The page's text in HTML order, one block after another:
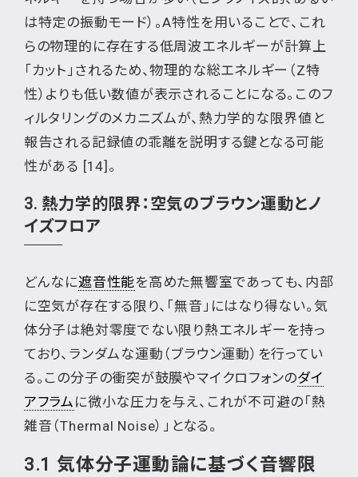
は特定の振動モード）。A特性を用いることで、これ
らの物理的に存在する低周波エネルギーが計算上
「カット」されるため、物理的な総エネルギー（Z特
性）よりも低い数値が表示されることになる。このフ
ィルタリングのメカニズムが、熱力学的な限界値と
報告される記録値の乖離を説明する鍵となる可能
性がある [14]。
3. 熱力学的限界：空気のブラウン運動とノ
イズフロア
どんなに遮音性能を高めた無響室であっても、内部
に空気が存在する限り、「無音」にはなり得ない。気
体分子は絶対零度でない限り熱エネルギーを持っ
ており、ランダムな運動（ブラウン運動）を行ってい
る。この分子の衝突が鼓膜やマイクロフォンのダイ
アフラム に微小な圧力を与え、これが不可避の「熱
雑音（Thermal Noise）」となる。
3.1 気体分子運動論に基づく音響限